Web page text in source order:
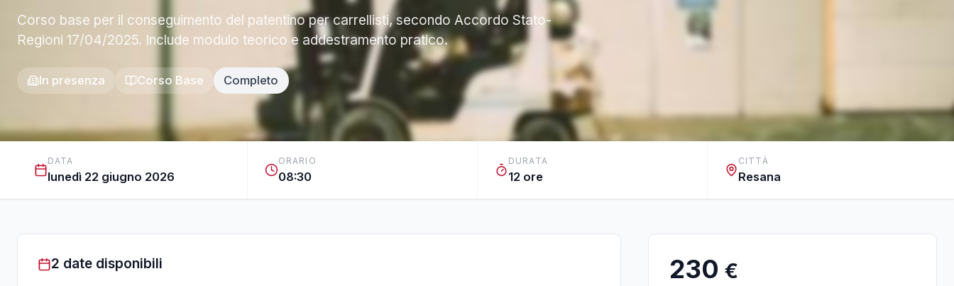
Corso base per il conseguimento del patentino per carrellisti, secondo Accordo Stato-
Regioni 17/04/2025. Include modulo teorico e addestramento pratico.
In presenza Corso Base Completo
DATA
lunedì 22 giugno 2026
ORARIO
08:30
DURATA
12 ore
CITTÀ
Resana
2 date disponibili 230 €